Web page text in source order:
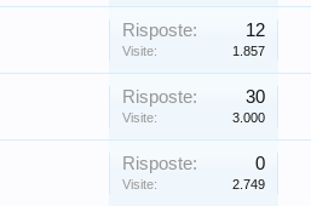
Risposte: 12
Visite: 1.857
Risposte: 30
Visite: 3.000
Risposte: 0
Visite: 2.749